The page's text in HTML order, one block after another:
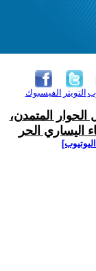
الفيسبوك التويتر
الحوار المتمدن،
اليساري الحر